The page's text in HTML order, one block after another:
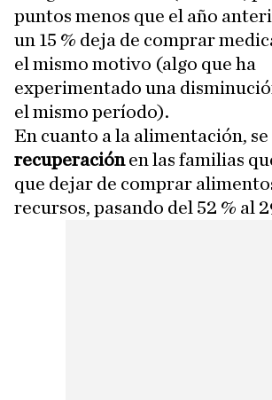
puntos menos que el año
un 15 % deja de comprar
el mismo motivo (algo que ha
experimentado una
el mismo período).
En cuanto a la alimentación,
recuperaciónen las familias
que dejar de comprar
recursos, pasando del 52 % al